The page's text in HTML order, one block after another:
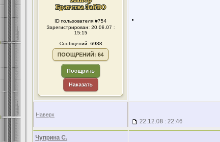
ID пользователя #754
Зарегистрирован: 20.09.07 :
15:15
Сообщений: 6988
ПООЩРЕНИЙ: 64
Поощрить
Наказать
.
Наверх
22.12.08 : 22:46
Чуприна С.